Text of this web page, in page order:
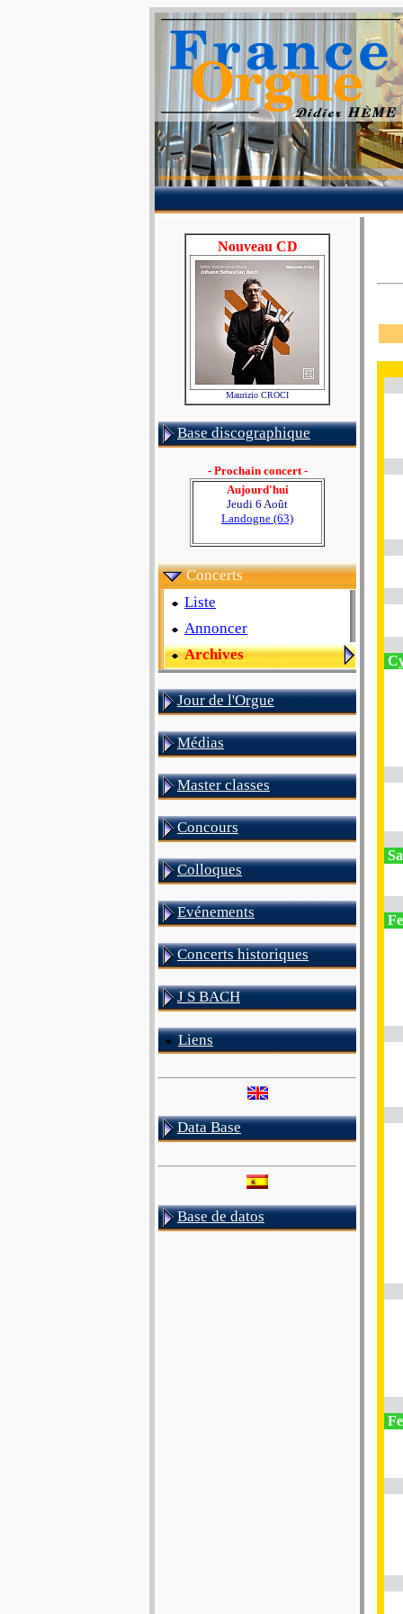
Nouveau CD
Maurizio CROCI
Base discographique
- Prochain concert -
Aujourd'hui
Jeudi 6 Août
Landogne (63)
Concerts
Liste
Annoncer
Archives
Jour de l'Orgue
Médias
Master classes
Concours
Colloques
Evénements
Concerts historiques
J S BACH
Liens
Data Base
Base de datos